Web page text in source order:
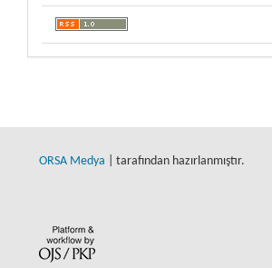
ORSA Medya | tarafından hazırlanmıştır.